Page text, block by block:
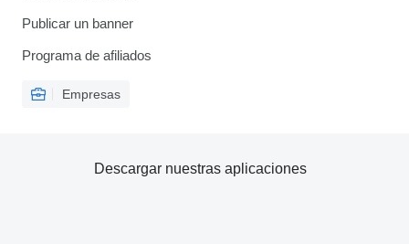
Publicar un banner
Programa de afiliados
Empresas
Descargar nuestras aplicaciones